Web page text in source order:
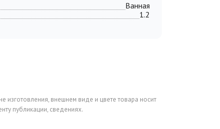
Ванная
1.2
изготовления, внешнем виде и цвете товара носит
публикации, сведениях.